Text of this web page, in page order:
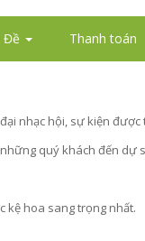
Đề Thanh toán
nhạc hội, sự kiện
quý khách đến dự
kệ hoa sang trọng nhất.